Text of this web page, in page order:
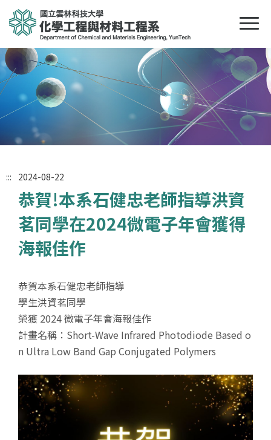
::: 2024-08-22
恭賀!本系石健忠老師指導洪資
茗同學在2024微電子年會獲得
海報佳作
恭賀本系石健忠老師指導
學生洪資茗同學
榮獲 2024 微電子年會海報佳作
計畫名稱：Short-Wave Infrared Photodiode Based o
n Ultra Low Band Gap Conjugated Polymers